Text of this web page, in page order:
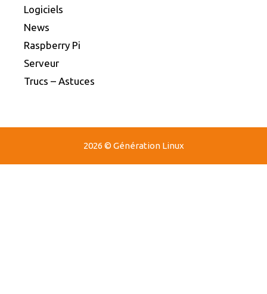
Logiciels
News
Raspberry Pi
Serveur
Trucs – Astuces
2026 © Génération Linux